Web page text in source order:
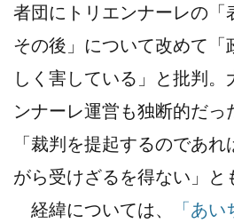
者団にトリエンナーレの「
その後」について改めて「
しく害している」と批判。
ンナーレ運営も独断的だっ
「裁判を提起するのであ
がら受けざるを得ない」と
経緯については、
「あ